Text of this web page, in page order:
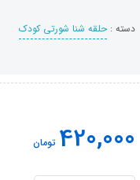
دسته : حلقه شنا شورتی کودک
420,000 تومان